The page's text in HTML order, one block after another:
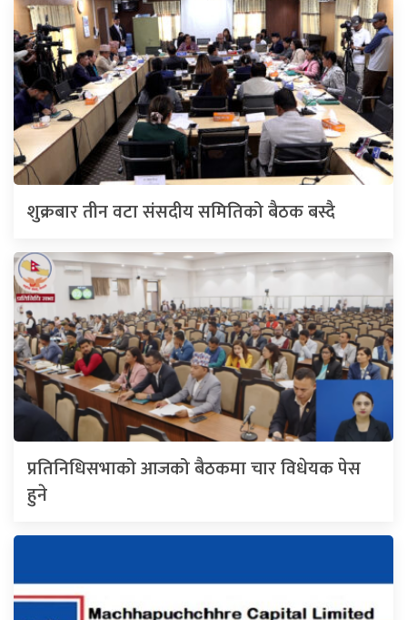
शुक्रबार तीन वटा संसदीय समितिको बैठक बस्दै
प्रतिनिधिसभाको आजको बैठकमा चार विधेयक पेस
हुने